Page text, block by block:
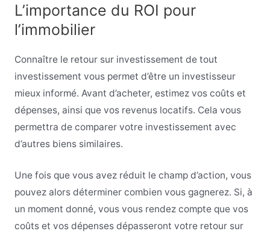
L’importance du ROI pour
l’immobilier
Connaître le retour sur investissement de tout
investissement vous permet d’être un investisseur
mieux informé. Avant d’acheter, estimez vos coûts et
dépenses, ainsi que vos revenus locatifs. Cela vous
permettra de comparer votre investissement avec
d’autres biens similaires.
Une fois que vous avez réduit le champ d’action, vous
pouvez alors déterminer combien vous gagnerez. Si, à
un moment donné, vous vous rendez compte que vos
coûts et vos dépenses dépasseront votre retour sur